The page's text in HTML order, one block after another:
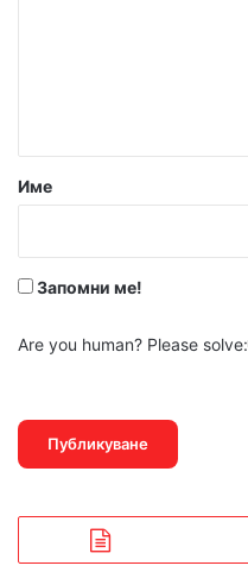
р
Име
Запомни ме!
Are you human? Please solve: